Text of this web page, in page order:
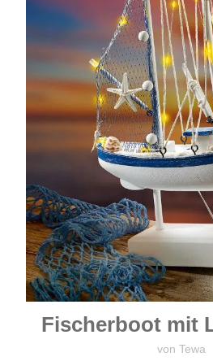
Fischerboot mit
von Tewa